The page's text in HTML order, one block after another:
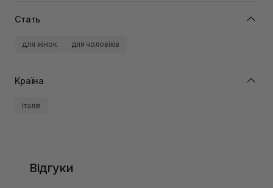
Стать
для жінок для чоловіків
Країна
Італія
Відгуки